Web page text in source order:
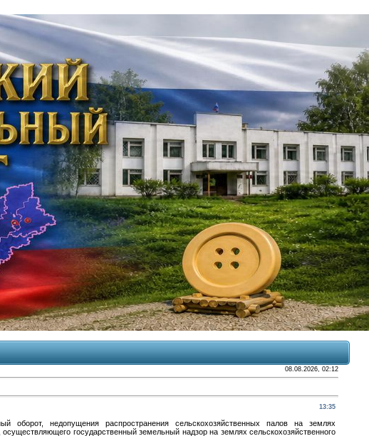
08.08.2026, 02:12
13:35
оборот, недопущения распространения сельскохозяйственных палов на землях
государственный земельный надзор на землях сельскохозяйственного